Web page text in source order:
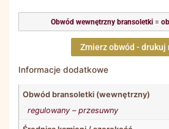
Obwód wewnętrzny bransoletki =
Zmierz obwód - drukuj
Informacje dodatkowe
Obwód bransoletki (wewnętrzny)
regulowany – przesuwny